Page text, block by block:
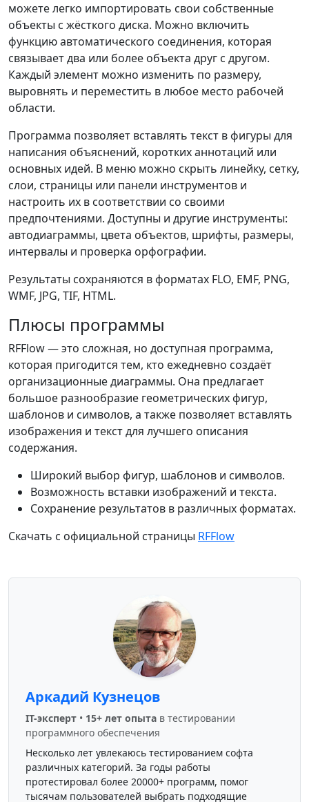
можете легко импортировать свои собственные
объекты с жёсткого диска. Можно включить
функцию автоматического соединения, которая
связывает два или более объекта друг с другом.
Каждый элемент можно изменить по размеру,
выровнять и переместить в любое место рабочей
области.
Программа позволяет вставлять текст в фигуры для
написания объяснений, коротких аннотаций или
основных идей. В меню можно скрыть линейку, сетку,
слои, страницы или панели инструментов и
настроить их в соответствии со своими
предпочтениями. Доступны и другие инструменты:
автодиаграммы, цвета объектов, шрифты, размеры,
интервалы и проверка орфографии.
Результаты сохраняются в форматах FLO, EMF, PNG,
WMF, JPG, TIF, HTML.
Плюсы программы
RFFlow — это сложная, но доступная программа,
которая пригодится тем, кто ежедневно создаёт
организационные диаграммы. Она предлагает
большое разнообразие геометрических фигур,
шаблонов и символов, а также позволяет вставлять
изображения и текст для лучшего описания
содержания.
Широкий выбор фигур, шаблонов и символов.
Возможность вставки изображений и текста.
Сохранение результатов в различных форматах.
Скачать с официальной страницы RFFlow
Аркадий Кузнецов
IT-эксперт • 15+ лет опыта в тестировании
программного обеспечения
Несколько лет увлекаюсь тестированием софта
различных категорий. За годы работы
протестировал более 20000+ программ, помог
тысячам пользователей выбрать подходящие